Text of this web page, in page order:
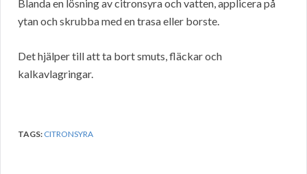
Blanda en lösning av citronsyra och vatten, applicera på
ytan och skrubba med en trasa eller borste.
Det hjälper till att ta bort smuts, fläckar och
kalkavlagringar.
TAGS: CITRONSYRA